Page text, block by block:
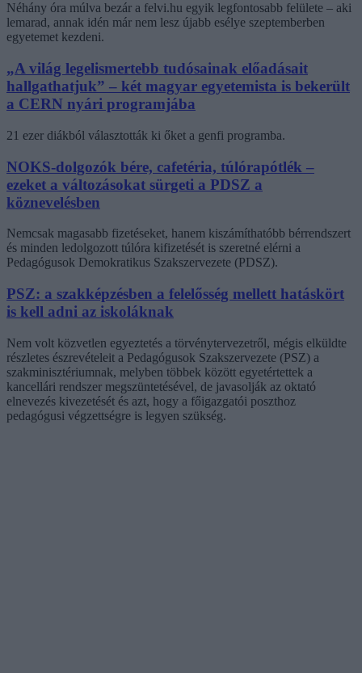
Néhány óra múlva bezár a felvi.hu egyik legfontosabb felülete – aki
lemarad, annak idén már nem lesz újabb esélye szeptemberben
egyetemet kezdeni.
„A világ legelismertebb tudósainak előadásait
hallgathatjuk” – két magyar egyetemista is bekerült
a CERN nyári programjába
21 ezer diákból választották ki őket a genfi programba.
NOKS-dolgozók bére, cafetéria, túlórapótlék –
ezeket a változásokat sürgeti a PDSZ a
köznevelésben
Nemcsak magasabb fizetéseket, hanem kiszámíthatóbb bérrendszert
és minden ledolgozott túlóra kifizetését is szeretné elérni a
Pedagógusok Demokratikus Szakszervezete (PDSZ).
PSZ: a szakképzésben a felelősség mellett hatáskört
is kell adni az iskoláknak
Nem volt közvetlen egyeztetés a törvénytervezetről, mégis elküldte
részletes észrevételeit a Pedagógusok Szakszervezete (PSZ) a
szakminisztériumnak, melyben többek között egyetértettek a
kancellári rendszer megszüntetésével, de javasolják az oktató
elnevezés kivezetését és azt, hogy a főigazgatói poszthoz
pedagógusi végzettségre is legyen szükség.